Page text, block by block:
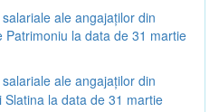
ale angajaților din
la data de 31 martie
ale angajaților din
la data de 31 martie